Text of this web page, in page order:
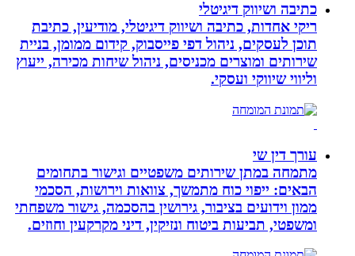
כתיבה ושיווק דיגיטלי
ריקי אחדות, כתיבה ושיווק דיגיטלי, מודיעין, כתיבת
תוכן לעסקים, ניהול דפי פייסבוק, קידום ממומן, בניית
שירותים ומוצרים מכניסים, ניהול שיחות מכירה, ייעוץ
וליווי שיווקי ועסקי.
עורך דין שי
מתמחה במתן שירותים משפטיים וגישור בתחומים
הבאים: ייפוי כוח מתמשך, צוואות וירושות, הסכמי
ממון וידועים בציבור, גירושין בהסכמה, גישור משפחתי
ומשפטי, תביעות ביטוח ונזיקין, דיני מקרקעין וחוזים.